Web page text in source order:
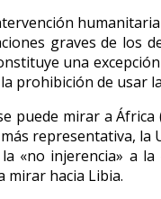
graves de los
una
prohibición de usar
puede mirar a
representativa,
«no injerencia» a
mirar hacia Libia.